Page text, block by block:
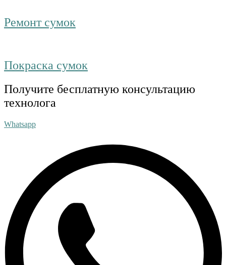
Ремонт сумок
Покраска сумок
Получите бесплатную консультацию
технолога
Whatsapp